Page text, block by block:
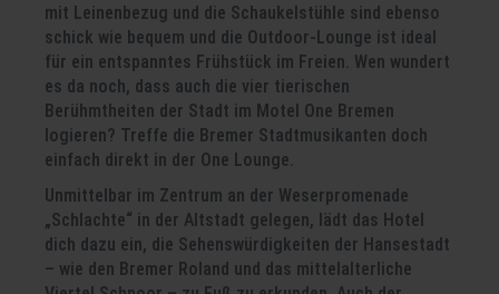
mit Leinenbezug und die Schaukelstühle sind ebenso
schick wie bequem und die Outdoor-Lounge ist ideal
für ein entspanntes Frühstück im Freien. Wen wundert
es da noch, dass auch die vier tierischen
Berühmtheiten der Stadt im Motel One Bremen
logieren? Treffe die Bremer Stadtmusikanten doch
einfach direkt in der One Lounge.
Unmittelbar im Zentrum an der Weserpromenade
„Schlachte“ in der Altstadt gelegen, lädt das Hotel
dich dazu ein, die Sehenswürdigkeiten der Hansestadt
– wie den Bremer Roland und das mittelalterliche